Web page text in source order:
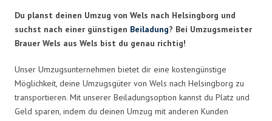
Du planst deinen Umzug von Wels nach Helsingborg und
suchst nach einer günstigen Beiladung? Bei Umzugsmeister
Brauer Wels aus Wels bist du genau richtig!
Unser Umzugsunternehmen bietet dir eine kostengünstige
Möglichkeit, deine Umzugsgüter von Wels nach Helsingborg zu
transportieren. Mit unserer Beiladungsoption kannst du Platz und
Geld sparen, indem du deinen Umzug mit anderen Kunden